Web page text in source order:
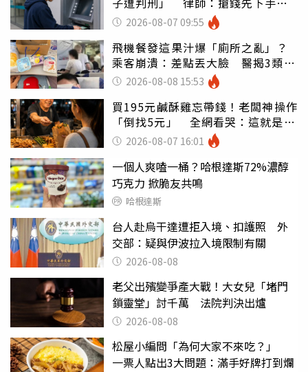
罪 2026-08-07 09:55
飛機餐發這果汁爆「廁所之亂」？
乘客崩潰：差點丟大臉 醫揭3類人
別亂喝
2026-08-08 15:53
買195元鹹酥雞忘帶錢！老闆神操作
「倒找5元」 全網看哭：這就是台
灣 2026-08-07 16:01
一個人爽嗑一桶？哈根達斯72%濃醇
巧克力 掀脆友共鳴
哈根達斯
台人赴烏干達遭拒入境、扣護照 外
交部：疑與伊波拉入境限制有關
2026-08-08
老父出殯變爭產大戰！大女兒「堵門
鎖靈堂」討千萬 法院判決出爐
2026-08-08
松屋小編問「為何大家不來吃？」
一票人點出3大問題：滿手好牌打到爛